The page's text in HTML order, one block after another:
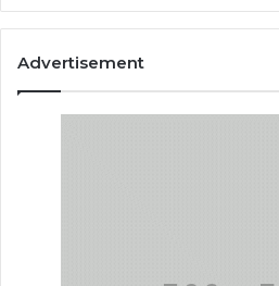
Advertisement